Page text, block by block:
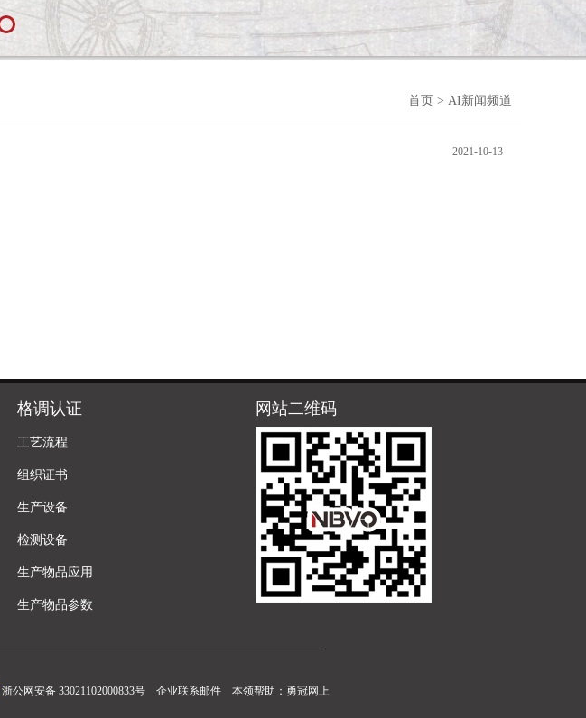
首页 > AI新闻频道
2021-10-13
格调认证
工艺流程
组织证书
生产设备
检测设备
生产物品应用
生产物品参数
网站二维码
浙公网安备 33021102000833号 企业联系邮件 本领帮助： 勇冠网上